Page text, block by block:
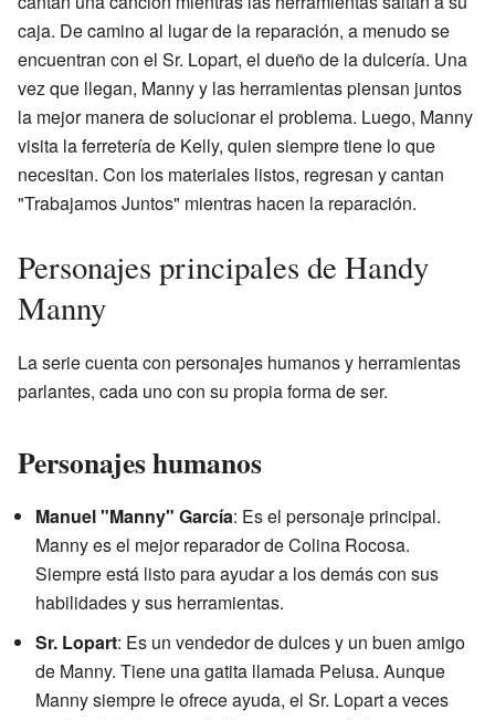
caja. De camino al lugar de la reparación, a menudo se
encuentran con el Sr. Lopart, el dueño de la dulcería. Una
vez que llegan, Manny y las herramientas piensan juntos
la mejor manera de solucionar el problema. Luego, Manny
visita la ferretería de Kelly, quien siempre tiene lo que
necesitan. Con los materiales listos, regresan y cantan
"Trabajamos Juntos" mientras hacen la reparación.
Personajes principales de Handy
Manny
La serie cuenta con personajes humanos y herramientas
parlantes, cada uno con su propia forma de ser.
Personajes humanos
Manuel "Manny" García: Es el personaje principal.
Manny es el mejor reparador de Colina Rocosa.
Siempre está listo para ayudar a los demás con sus
habilidades y sus herramientas.
Sr. Lopart: Es un vendedor de dulces y un buen amigo
de Manny. Tiene una gatita llamada Pelusa. Aunque
Manny siempre le ofrece ayuda, el Sr. Lopart a veces